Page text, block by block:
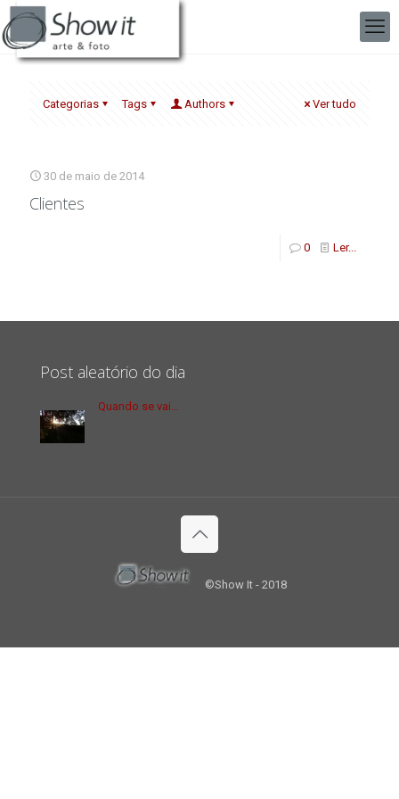
Categorias Tags Authors Ver tudo
30 de maio de 2014
Clientes
0 Ler...
Post aleatório do dia
Quando se vai…
©Show It - 2018